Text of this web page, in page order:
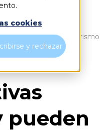
cookies
y rechazar
contrarrestar el turismo
pueden